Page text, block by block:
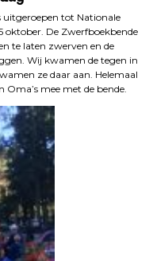
uitgeroepen tot Nationale
oktober. De Zwerfboekbende
te laten zwerven en de
Wij kwamen de tegen in
ze daar aan. Helemaal
Oma’s mee met de bende.